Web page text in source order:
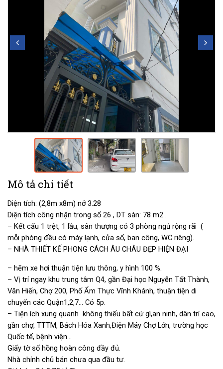
Mô tả chi tiết
Diện tích: (2,8m x8m) nở 3.28
Diện tích công nhận trong sổ 26 , DT sàn: 78 m2 .
– Kết cấu 1 trệt, 1 lầu, sân thượng có 3 phòng ngủ rộng rãi (
mỗi phòng đều có máy lạnh, cửa sổ, ban công, WC riêng).
– NHÀ THIẾT KẾ PHONG CÁCH ÂU CHÂU ĐẸP HIỆN ĐẠI
– hẽm xe hơi thuận tiện lưu thông, y hình 100 %.
– Vị trí ngay khu trung tâm Q4, gần Đại học Nguyễn Tất Thành,
Văn Hiến, Chợ 200, Phố Ẩm Thực Vĩnh Khánh, thuận tiện di
chuyển các Quận1,2,7… Có 5p.
– Tiện ích xung quanh không thiếu bất cứ gì,an ninh, dân trí cao,
gần chợ, TTTM, Bách Hóa Xanh,Điện Máy Chợ Lớn, trường học
Quốc tế, bệnh viện…
Giấy tờ sổ hồng hoàn công đầy đủ.
Nhà chính chủ bán chưa qua đầu tư.